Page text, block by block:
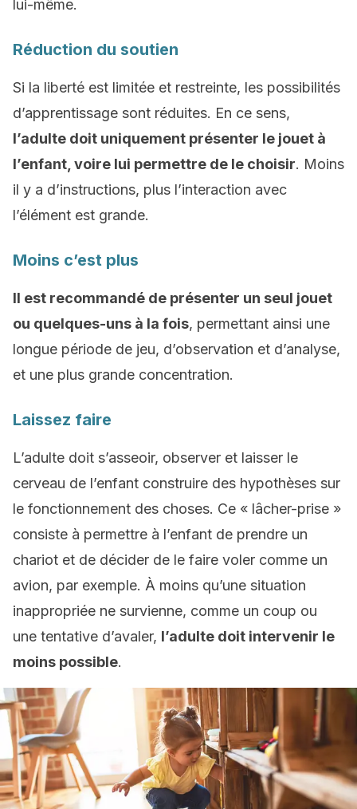
lui-même.
Réduction du soutien
Si la liberté est limitée et restreinte, les possibilités
d’apprentissage sont réduites. En ce sens,
l’adulte doit uniquement présenter le jouet à
l’enfant, voire lui permettre de le choisir. Moins
il y a d’instructions, plus l’interaction avec
l’élément est grande.
Moins c’est plus
Il est recommandé de présenter un seul jouet
ou quelques-uns à la fois, permettant ainsi une
longue période de jeu, d’observation et d’analyse,
et une plus grande concentration.
Laissez faire
L’adulte doit s’asseoir, observer et laisser le
cerveau de l’enfant construire des hypothèses sur
le fonctionnement des choses. Ce « lâcher-prise »
consiste à permettre à l’enfant de prendre un
chariot et de décider de le faire voler comme un
avion, par exemple. À moins qu’une situation
inappropriée ne survienne, comme un coup ou
une tentative d’avaler, l’adulte doit intervenir le
moins possible.